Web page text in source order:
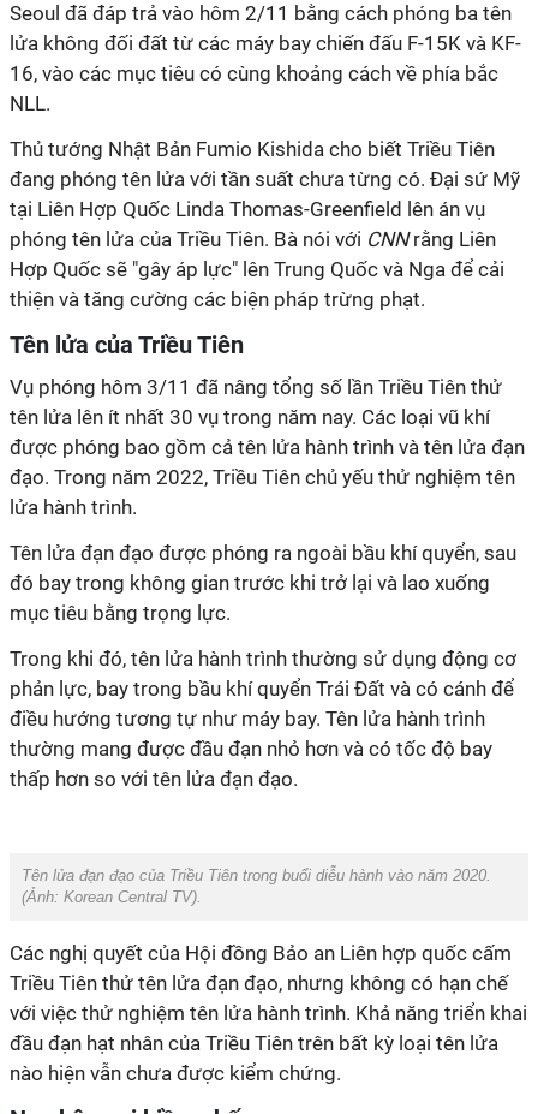
Seoul đã đáp trả vào hôm 2/11 bằng cách phóng ba tên
lửa không đối đất từ các máy bay chiến đấu F-15K và KF-
16, vào các mục tiêu có cùng khoảng cách về phía bắc
NLL.
Thủ tướng Nhật Bản Fumio Kishida cho biết Triều Tiên
đang phóng tên lửa với tần suất chưa từng có. Đại sứ Mỹ
tại Liên Hợp Quốc Linda Thomas-Greenfield lên án vụ
phóng tên lửa của Triều Tiên. Bà nói với CNNrằng Liên
Hợp Quốc sẽ "gây áp lực" lên Trung Quốc và Nga để cải
thiện và tăng cường các biện pháp trừng phạt.
Tên lửa của Triều Tiên
Vụ phóng hôm 3/11 đã nâng tổng số lần Triều Tiên thử
tên lửa lên ít nhất 30 vụ trong năm nay. Các loại vũ khí
được phóng bao gồm cả tên lửa hành trình và tên lửa đạn
đạo. Trong năm 2022, Triều Tiên chủ yếu thử nghiệm tên
lửa hành trình.
Tên lửa đạn đạo được phóng ra ngoài bầu khí quyển, sau
đó bay trong không gian trước khi trở lại và lao xuống
mục tiêu bằng trọng lực.
Trong khi đó, tên lửa hành trình thường sử dụng động cơ
phản lực, bay trong bầu khí quyển Trái Đất và có cánh để
điều hướng tương tự như máy bay. Tên lửa hành trình
thường mang được đầu đạn nhỏ hơn và có tốc độ bay
thấp hơn so với tên lửa đạn đạo.
Tên lửa đạn đạo của Triều Tiên trong buổi diễu hành vào năm 2020.
(Ảnh: Korean Central TV).
Các nghị quyết của Hội đồng Bảo an Liên hợp quốc cấm
Triều Tiên thử tên lửa đạn đạo, nhưng không có hạn chế
với việc thử nghiệm tên lửa hành trình. Khả năng triển khai
đầu đạn hạt nhân của Triều Tiên trên bất kỳ loại tên lửa
nào hiện vẫn chưa được kiểm chứng.